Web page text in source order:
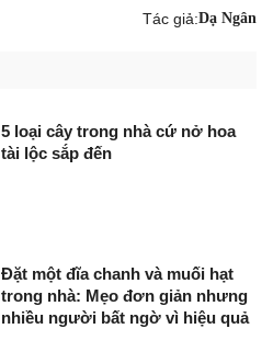
Tác giả:Dạ Ngân
5 loại cây trong nhà cứ nở hoa
tài lộc sắp đến
Đặt một đĩa chanh và muối hạt
trong nhà: Mẹo đơn giản nhưng
nhiều người bất ngờ vì hiệu quả